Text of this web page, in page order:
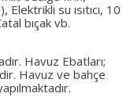
Elektrikli su ısıtıcı, 10
bıçak vb.
Havuz Ebatları;
Havuz ve bahçe